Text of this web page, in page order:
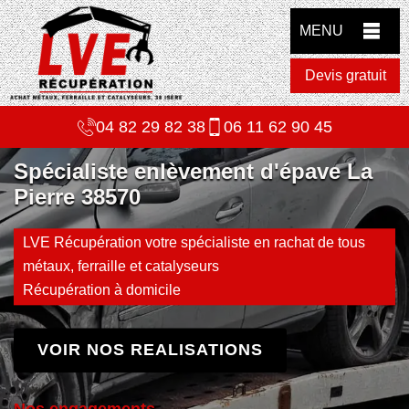
MENU
Devis gratuit
04 82 29 82 38 06 11 62 90 45
Spécialiste enlèvement d'épave La
Pierre 38570
LVE Récupération votre spécialiste en rachat de tous
métaux, ferraille et catalyseurs
Récupération à domicile
VOIR NOS REALISATIONS